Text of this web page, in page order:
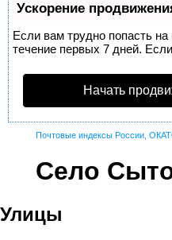
Ускорение
Если вам трудно попасть
течение первых 7 дней.
Начать
Почтовые индексы России,
Село
Улицы